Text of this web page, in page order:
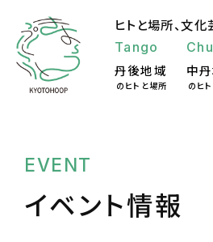
ヒトと場所、文化
Tango
丹後地域
のヒトと場所
中
のヒ
EVENT
イベント情報